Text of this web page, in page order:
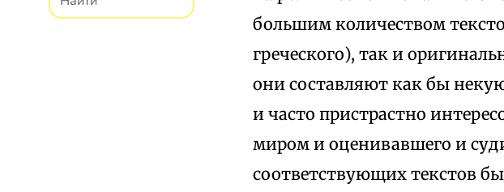
большим количеством
греческого), так и
они составляют как бы
и часто пристрастно
миром и оценивавшего и
соответствующих текстов